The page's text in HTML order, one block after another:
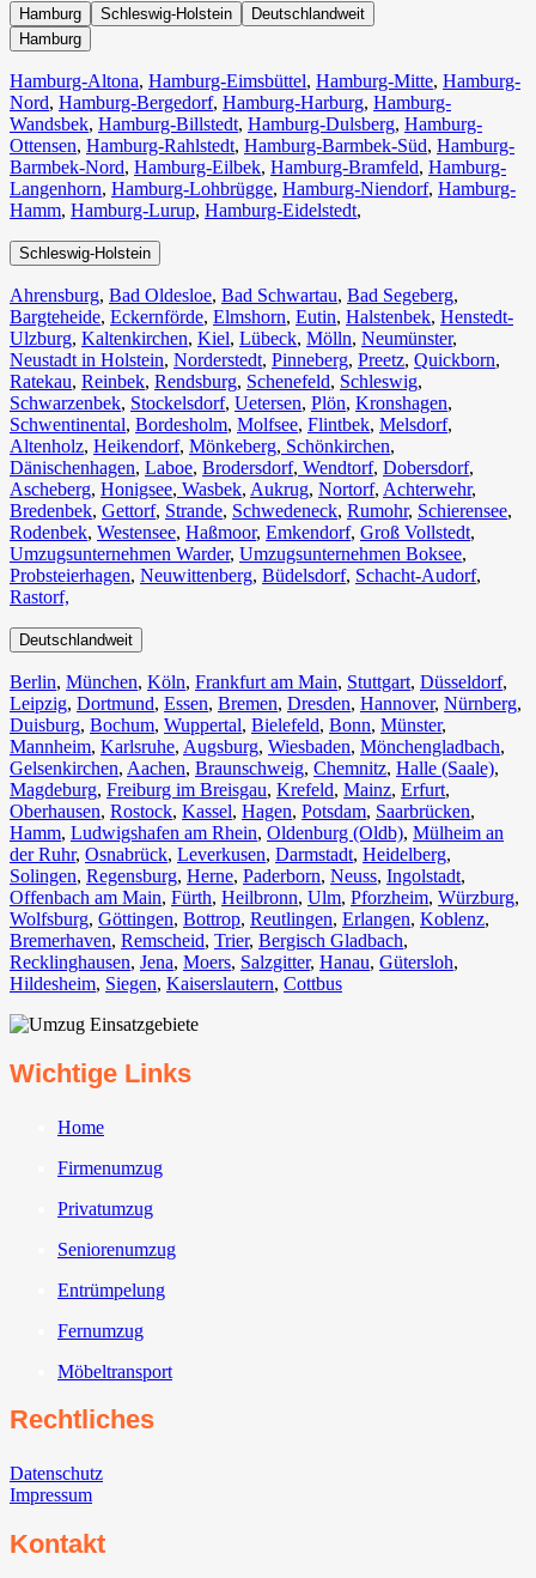
Hamburg Schleswig-Holstein
Deutschlandweit
Hamburg
Hamburg-Altona, Hamburg-Eimsbüttel, Hamburg-Mitte, Hamburg-
Nord, Hamburg-Bergedorf, Hamburg-Harburg, Hamburg-
Wandsbek, Hamburg-Billstedt, Hamburg-Dulsberg, Hamburg-
Ottensen, Hamburg-Rahlstedt, Hamburg-Barmbek-Süd, Hamburg-
Barmbek-Nord, Hamburg-Eilbek, Hamburg-Bramfeld, Hamburg-
Langenhorn, Hamburg-Lohbrügge, Hamburg-Niendorf, Hamburg-
Hamm, Hamburg-Lurup, Hamburg-Eidelstedt,
Schleswig-Holstein
Ahrensburg, Bad Oldesloe, Bad Schwartau, Bad Segeberg,
Bargteheide, Eckernförde, Elmshorn, Eutin, Halstenbek, Henstedt-
Ulzburg, Kaltenkirchen, Kiel, Lübeck, Mölln, Neumünster,
Neustadt in Holstein, Norderstedt, Pinneberg, Preetz, Quickborn,
Ratekau, Reinbek, Rendsburg, Schenefeld, Schleswig,
Schwarzenbek, Stockelsdorf, Uetersen, Plön, Kronshagen,
Schwentinental, Bordesholm, Molfsee, Flintbek, Melsdorf,
Altenholz, Heikendorf, Mönkeberg, Schönkirchen,
Dänischenhagen, Laboe, Brodersdorf, Wendtorf, Dobersdorf,
Ascheberg, Honigsee, Wasbek, Aukrug, Nortorf, Achterwehr,
Bredenbek, Gettorf, Strande, Schwedeneck, Rumohr, Schierensee,
Rodenbek, Westensee, Haßmoor, Emkendorf, Groß Vollstedt,
Umzugsunternehmen Warder, Umzugsunternehmen Boksee,
Probsteierhagen, Neuwittenberg, Büdelsdorf, Schacht-Audorf,
Rastorf,
Deutschlandweit
Berlin⁠, München, Köln⁠, Frankfurt am Main, Stuttgart, Düsseldorf,
Leipzig, Dortmund, Essen, Bremen, Dresden, Hannover, Nürnberg,
Duisburg⁠, Bochum, Wuppertal⁠, Bielefeld⁠, Bonn⁠, Münster⁠,
Mannheim, Karlsruhe, Augsburg, Wiesbaden⁠, Mönchengladbach⁠,
Gelsenkirchen⁠, Aachen⁠, Braunschweig, Chemnitz⁠, Halle (Saale)⁠,
Magdeburg, Freiburg im Breisgau⁠, Krefeld⁠, Mainz⁠, Erfurt,
Oberhausen⁠, Rostock⁠, Kassel⁠, Hagen, Potsdam, Saarbrücken⁠,
Hamm, Ludwigshafen am Rhein⁠, Oldenburg (Oldb), Mülheim an
der Ruhr, Osnabrück⁠, Leverkusen, Darmstadt⁠, Heidelberg,
Solingen, Regensburg, Herne⁠, Paderborn, Neuss, Ingolstadt,
Offenbach am Main, Fürth⁠, Heilbronn, Ulm⁠, Pforzheim, Würzburg,
Wolfsburg⁠, Göttingen, Bottrop, Reutlingen, Erlangen⁠, Koblenz,
Bremerhaven⁠, Remscheid, Trier⁠, Bergisch Gladbach,
Recklinghausen, Jena⁠, Moers⁠, Salzgitter⁠, Hanau, Gütersloh,
Hildesheim⁠, Siegen⁠, Kaiserslautern⁠, Cottbus⁠
Wichtige Links
Home
Firmenumzug
Privatumzug
Seniorenumzug
Entrümpelung
Fernumzug
Möbeltransport
Rechtliches
Datenschutz
Impressum
Kontakt